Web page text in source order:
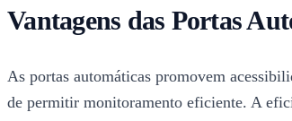
Vantagens das Portas
As portas automáticas promovem
de permitir monitoramento eficiente. A